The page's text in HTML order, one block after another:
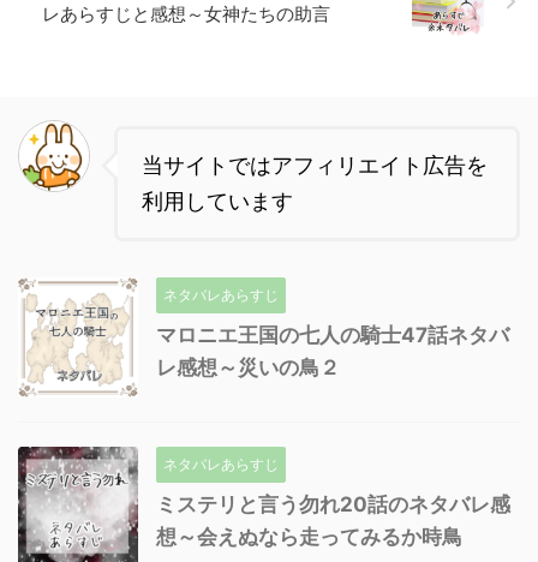
レあらすじと感想～女神たちの助言
当サイトではアフィリエイト広告を
利用しています
ネタバレあらすじ
マロニエ王国の七人の騎士47話ネタバ
レ感想～災いの鳥２
ネタバレあらすじ
ミステリと言う勿れ20話のネタバレ感
想～会えぬなら走ってみるか時鳥